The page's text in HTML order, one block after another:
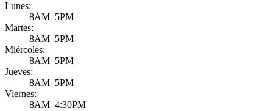
Lunes:
8AM–5PM
Martes:
8AM–5PM
Miércoles:
8AM–5PM
Jueves:
8AM–5PM
Viernes:
8AM–4:30PM